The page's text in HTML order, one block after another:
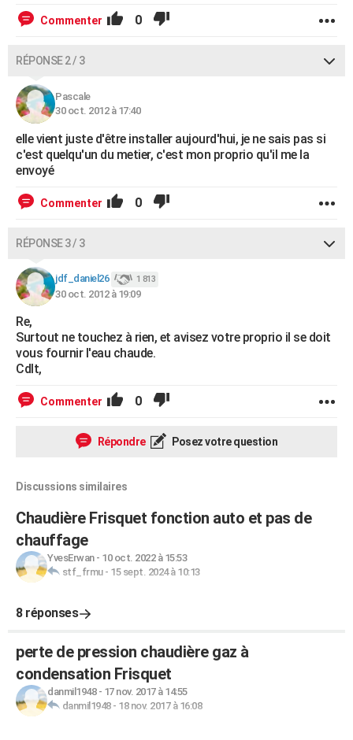
Bricolage
Lifestyle
Culture
Sport
Auto
Television
Voyage
Cinema Commenter 0
RÉPONSE 2 / 3
Pascale
30 oct. 2012 à 17:40
elle vient juste d'être installer aujourd'hui, je ne sais pas si
c'est quelqu'un du metier, c'est mon proprio qu'il me la
envoyé
Commenter 0
RÉPONSE 3 / 3
jdf_daniel26 1 813
30 oct. 2012 à 19:09
Re,
Surtout ne touchez à rien, et avisez votre proprio il se doit
vous fournir l'eau chaude.
Cdlt,
Commenter 0
Répondre Posez votre question
Discussions similaires
Chaudière Frisquet fonction auto et pas de
chauffage
YvesErwan- 10 oct. 2022 à 15:53
stf_frmu- 15 sept. 2024 à 10:13
8 réponses
perte de pression chaudière gaz à
condensation Frisquet
danmil1948- 17 nov. 2017 à 14:55
danmil1948- 18 nov. 2017 à 16:08